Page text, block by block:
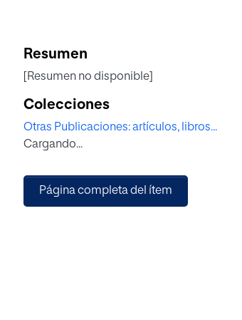
Resumen
[Resumen no disponible]
Colecciones
Otras Publicaciones: artículos, libros...
Cargando...
Página completa del ítem